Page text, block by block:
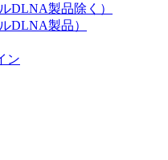
DLNA製品除く）
DLNA製品）
ン